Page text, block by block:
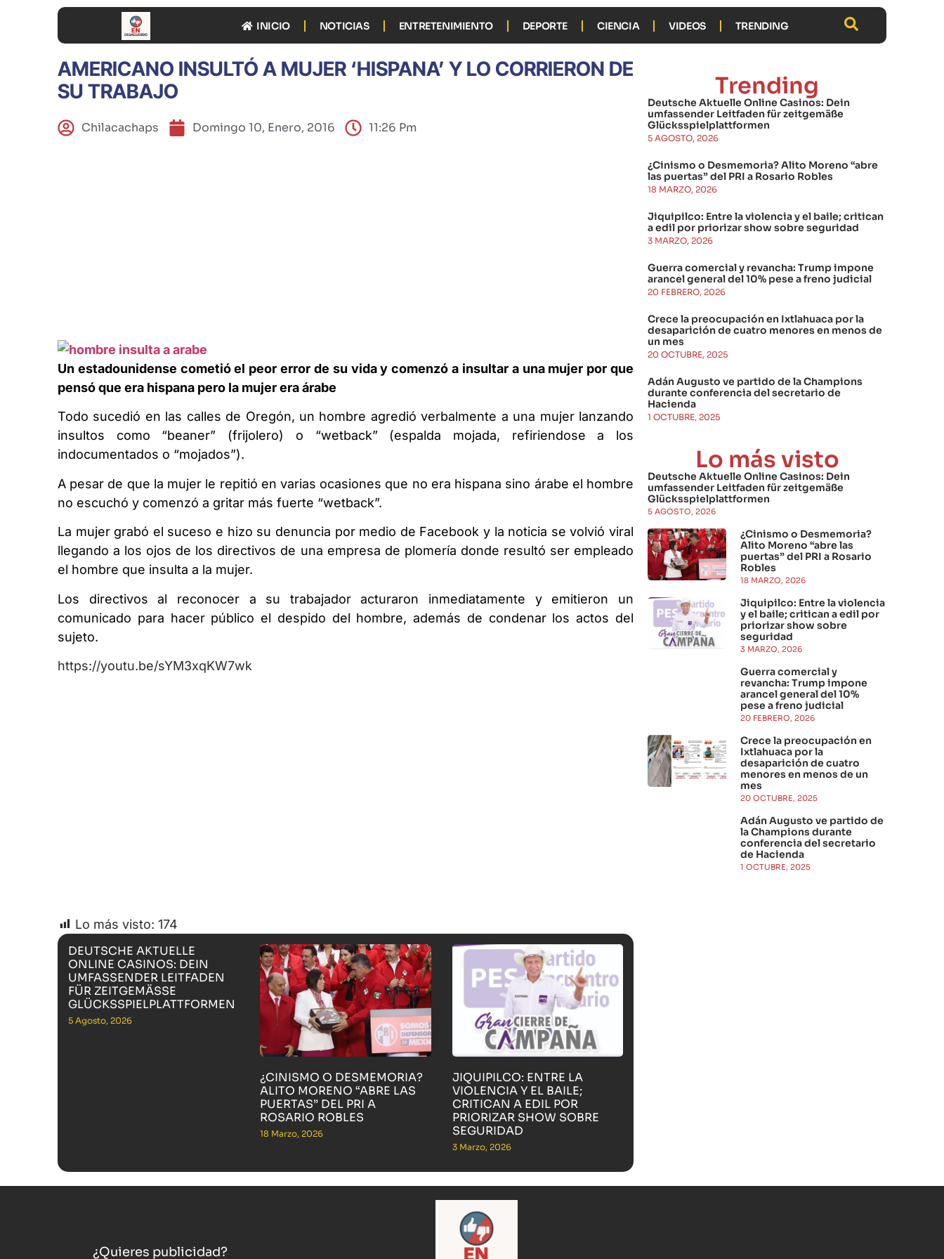
INICIO NOTICIAS ENTRETENIMIENTO DEPORTE CIENCIA VIDEOS TRENDING
AMERICANO INSULTÓ A MUJER ‘HISPANA’ Y LO CORRIERON DE
SU TRABAJO
Chilacachaps Domingo 10, Enero, 2016 11:26 Pm
Un estadounidense cometió el peor error de su vida y comenzó a insultar a una mujer por que
pensó que era hispana pero la mujer era árabe
Todo sucedió en las calles de Oregón, un hombre agredió verbalmente a una mujer lanzando
insultos como “beaner” (frijolero) o “wetback” (espalda mojada, refiriendose a los
indocumentados o “mojados”).
A pesar de que la mujer le repitió en varias ocasiones que no era hispana sino árabe el hombre
no escuchó y comenzó a gritar más fuerte “wetback”.
La mujer grabó el suceso e hizo su denuncia por medio de Facebook y la noticia se volvió viral
llegando a los ojos de los directivos de una empresa de plomería donde resultó ser empleado
el hombre que insulta a la mujer.
Los directivos al reconocer a su trabajador acturaron inmediatamente y emitieron un
comunicado para hacer público el despido del hombre, además de condenar los actos del
sujeto.
https://youtu.be/sYM3xqKW7wk
Lo más visto: 174
DEUTSCHE AKTUELLE
ONLINE CASINOS: DEIN
UMFASSENDER LEITFADEN
FÜR ZEITGEMÄSSE G
LÜCKSSPIELPLATTFORMEN
5 Agosto, 2026
¿CINISMO O DESMEMORIA?
ALITO MORENO “ABRE LAS
PUERTAS” DEL PRI A
ROSARIO ROBLES
18 Marzo, 2026
JIQUIPILCO: ENTRE LA
VIOLENCIA Y EL BAILE;
CRITICAN A EDIL POR
PRIORIZAR SHOW SOBRE
SEGURIDAD
3 Marzo, 2026
Trending
Deutsche Aktuelle Online Casinos: Dein
umfassender Leitfaden für zeitgemäße
Glücksspielplattformen
5 AGOSTO, 2026
¿Cinismo o Desmemoria? Alito Moreno “abre
las puertas” del PRI a Rosario Robles
18 MARZO, 2026
Jiquipilco: Entre la violencia y el baile; critican
a edil por priorizar show sobre seguridad
3 MARZO, 2026
Guerra comercial y revancha: Trump impone
arancel general del 10% pese a freno judicial
20 FEBRERO, 2026
Crece la preocupación en Ixtlahuaca por la
desaparición de cuatro menores en menos de
un mes
20 OCTUBRE, 2025
Adán Augusto ve partido de la Champions
durante conferencia del secretario de
Hacienda
1 OCTUBRE, 2025
Lo más visto
Deutsche Aktuelle Online Casinos: Dein
umfassender Leitfaden für zeitgemäße
Glücksspielplattformen
5 AGOSTO, 2026
¿Cinismo o Desmemoria?
Alito Moreno “abre las
puertas” del PRI a Rosario
Robles
18 MARZO, 2026
Jiquipilco: Entre la violencia
y el baile; critican a edil por
priorizar show sobre
seguridad
3 MARZO, 2026
Guerra comercial y
revancha: Trump impone
arancel general del 10%
pese a freno judicial
20 FEBRERO, 2026
Crece la preocupación en
Ixtlahuaca por la
desaparición de cuatro
menores en menos de un
mes
20 OCTUBRE, 2025
Adán Augusto ve partido de
la Champions durante
conferencia del secretario
de Hacienda
1 OCTUBRE, 2025
¿Quieres publicidad?